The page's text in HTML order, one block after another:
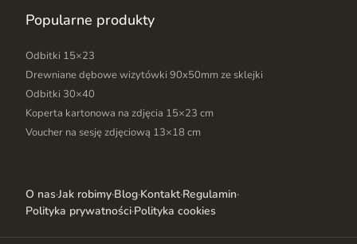
Popularne produkty
Odbitki 15×23
Drewniane dębowe wizytówki 90x50mm ze sklejki
Odbitki 30×40
Koperta kartonowa na zdjęcia 15×23 cm
Voucher na sesję zdjęciową 13×18 cm
O nas·Jak robimy·Blog·Kontakt·Regulamin·
Polityka prywatności·Polityka cookies